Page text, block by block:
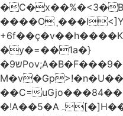
�
�y�=��1a�}
�ש9Pov;A�B�F���9��pb��]�[SMɻ���1v-
��C=
�!A��5�Aہ[�]H���L%�Q :dqwE�(���q��X�.bc�1d��\��#X�4��W�� Ldg